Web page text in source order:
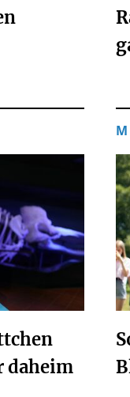
daheim